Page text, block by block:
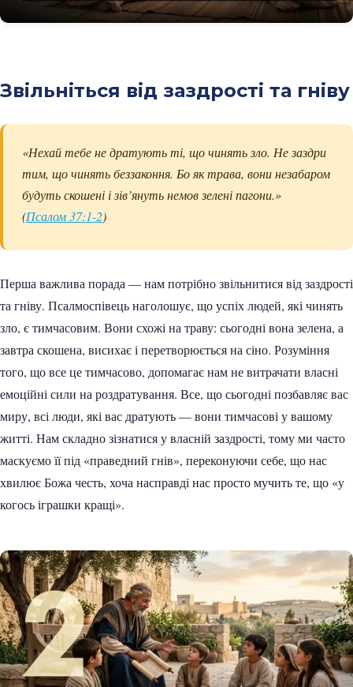
Звільніться від заздрості та гніву
«Нехай тебе не дратують ті, що чинять зло. Не заздри
тим, що чинять беззаконня. Бо як трава, вони незабаром
будуть скошені і зів’януть немов зелені пагони.»
(Псалом 37:1-2)
Перша важлива порада — нам потрібно звільнитися від заздрості
та гніву. Псалмоспівець наголошує, що успіх людей, які чинять
зло, є тимчасовим. Вони схожі на траву: сьогодні вона зелена, а
завтра скошена, висихає і перетворюється на сіно. Розуміння
того, що все це тимчасово, допомагає нам не витрачати власні
емоційні сили на роздратування. Все, що сьогодні позбавляє вас
миру, всі люди, які вас дратують — вони тимчасові у вашому
житті. Нам складно зізнатися у власній заздрості, тому ми часто
маскуємо її під «праведний гнів», переконуючи себе, що нас
хвилює Божа честь, хоча насправді нас просто мучить те, що «у
когось іграшки кращі».